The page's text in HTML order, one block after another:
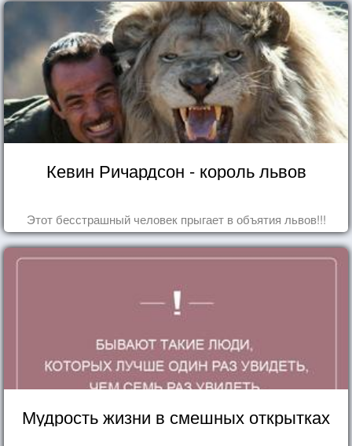
Кевин Ричардсон - король львов
Этот бесстрашный человек прыгает в объятия львов!!!
Мудрость жизни в смешных открытках